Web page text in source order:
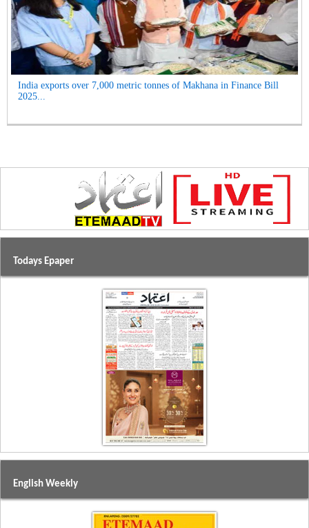
India exports over 7,000 metric tonnes of Makhana in Finance Bill
2025...
Todays Epaper
English Weekly